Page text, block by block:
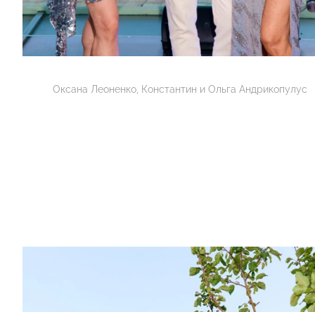
Оксана Леоненко, Константин и Ольга Андрикопулус